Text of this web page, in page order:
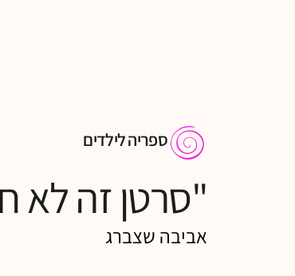
ספריה לילדים
"סרטן זה לא
אביבה שצברג